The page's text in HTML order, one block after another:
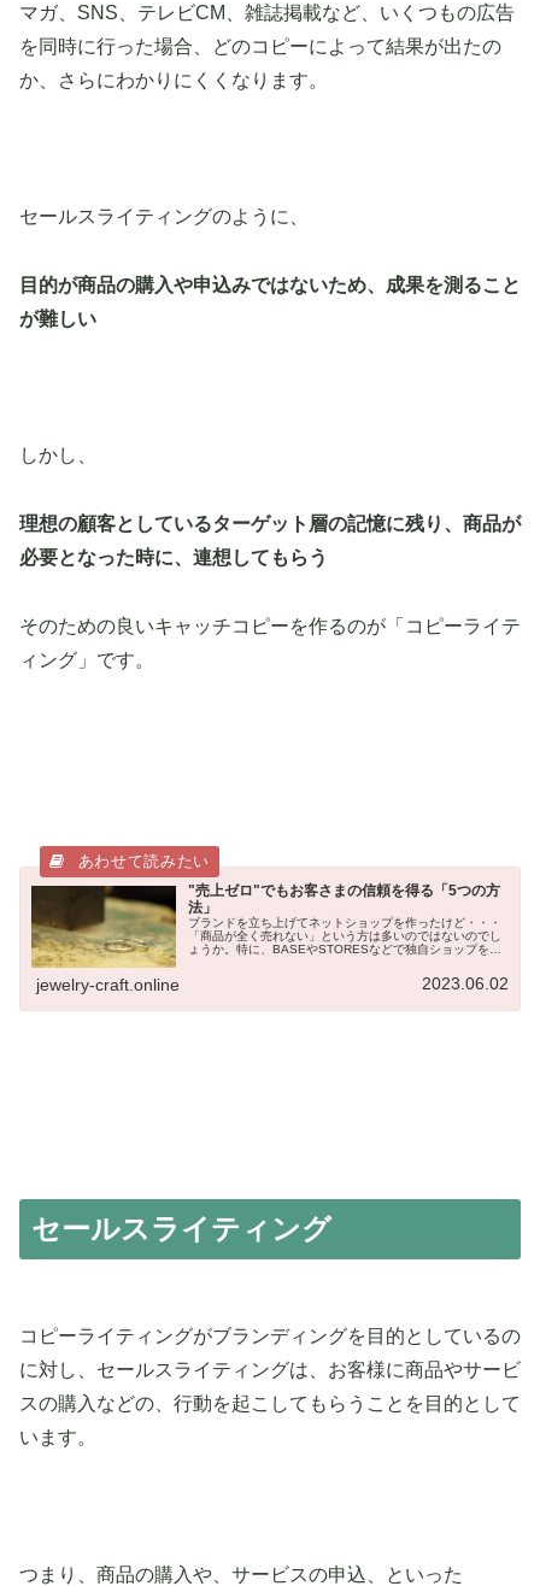
マガ、SNS、テレビCM、雑誌掲載など、いくつもの広告
を同時に行った場合、どのコピーによって結果が出たの
か、さらにわかりにくくなります。
セールスライティングのように、
目的が商品の購入や申込みではないため、成果を測ること
が難しい
しかし、
理想の顧客としているターゲット層の記憶に残り、商品が
必要となった時に、連想してもらう
そのための良いキャッチコピーを作るのが「コピーライテ
ィング」です。
"売上ゼロ"でもお客さまの信頼を得る「5つの方
法」
ブランドを立ち上げてネットショップを作ったけど・・・
「商品が全く売れない」という方は多いのではないのでし
ょうか。特に、BASEやSTORESなどで独自ショップを開
jewelry-craft.online 2023.06.02
セールスライティング
コピーライティングがブランディングを目的としているの
に対し、セールスライティングは、お客様に商品やサービ
スの購入などの、行動を起こしてもらうことを目的として
います。
つまり、商品の購入や、サービスの申込、といった